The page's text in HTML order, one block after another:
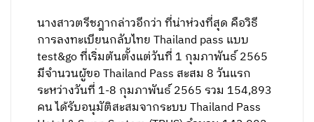
นางสาวตรีชฎากล่าวอีกว่า ที่น่าห่วงที่สุด คือวิธี
การลงทะเบียนกลับไทย Thailand pass แบบ
test&go ที่เริ่มต้นตั้งแต่วันที่ 1 กุมภาพันธ์ 2565
มีจำนวนผู้ขอ Thailand Pass สะสม 8 วันแรก
ระหว่างวันที่ 1-8 กุมภาพันธ์ 2565 รวม 154,893
คน ได้รับอนุมัติสะสมจากระบบ Thailand Pass